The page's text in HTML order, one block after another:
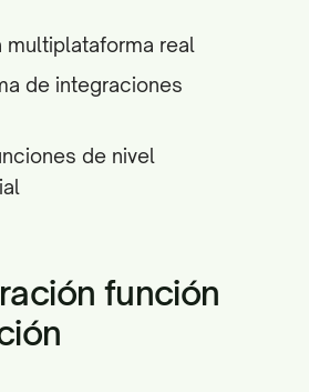
multiplataforma real
de integraciones
de nivel
función